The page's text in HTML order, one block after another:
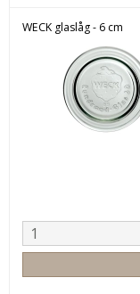
WECK glaslåg - 6 cm